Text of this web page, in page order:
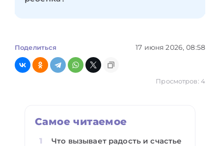
Поделиться 17 июня 2026, 08:58
Просмотров: 4
Самое читаемое
Что вызывает радость и счастье